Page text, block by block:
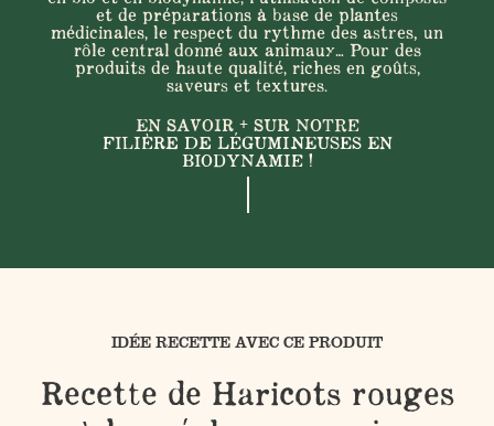
et de préparations à base de plantes
médicinales, le respect du rythme des astres, un
rôle central donné aux animaux… Pour des
produits de haute qualité, riches en goûts,
saveurs et textures.
EN SAVOIR + SUR NOTRE
FILIÈRE DE LÉGUMINEUSES EN
BIODYNAMIE !
IDÉE RECETTE AVEC CE PRODUIT
Recette de Haricots rouges